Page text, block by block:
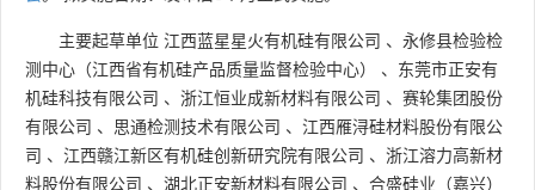
主要起草单位 江西蓝星星火有机硅有限公司 、 永修县检验检
测中心（江西省有机硅产品质量监督检验中心）
、 东莞市正安有
机硅科技有限公司 、 浙江恒业成新材料有限公司 、 赛轮集团股份
有限公司 、 思通检测技术有限公司 、 江西雁浔硅材料股份有限公
司 、 江西赣江新区有机硅创新研究院有限公司 、 浙江溶力高新材
料股份有限公司 、 湖北正安新材料有限公司 、 合盛硅业（嘉兴）